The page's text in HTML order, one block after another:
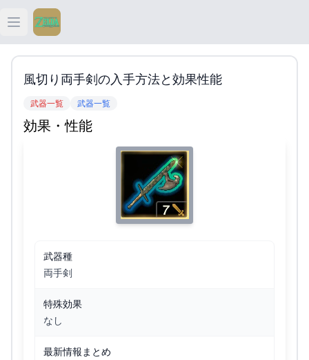
Open main menu
ティアキン
ティアキン 攻略
風切り両手剣の入手方法と効果性能
武器一覧 武器一覧
効果・性能
武器種
両手剣
特殊効果
なし
最新情報まとめ